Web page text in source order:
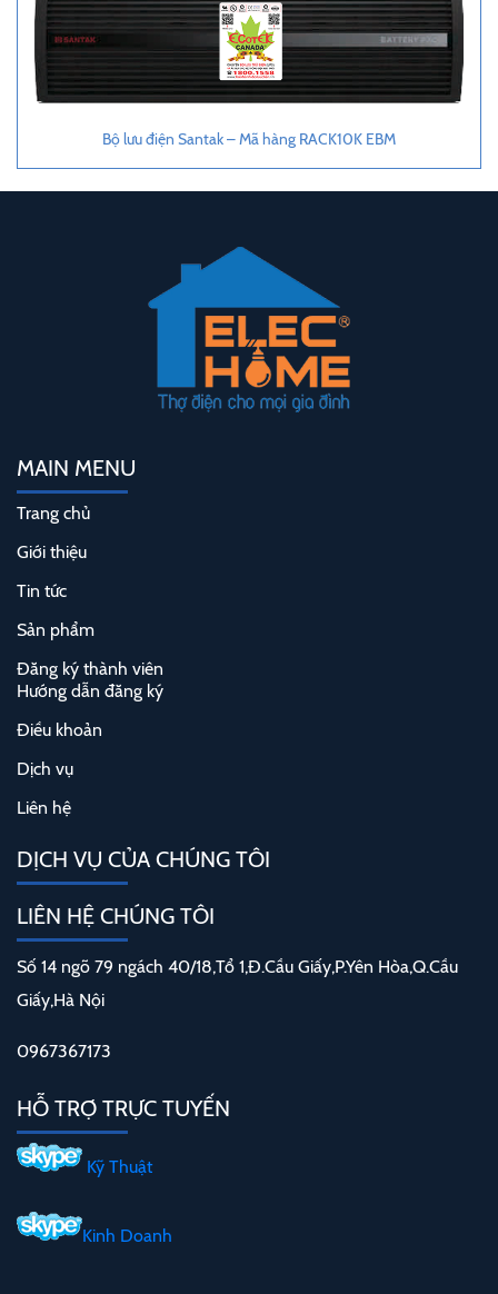
Bộ lưu điện Santak – Mã hàng RACK10K EBM
MAIN MENU
Trang chủ
Giới thiệu
Tin tức
Sản phẩm
Đăng ký thành viên
Hướng dẫn đăng ký
Điều khoản
Dịch vụ
Liên hệ
DỊCH VỤ CỦA CHÚNG TÔI
LIÊN HỆ CHÚNG TÔI
Số 14 ngõ 79 ngách 40/18,Tổ 1,Đ.Cầu Giấy,P.Yên Hòa,Q.Cầu
Giấy,Hà Nội
0967367173
HỖ TRỢ TRỰC TUYẾN
Kỹ Thuật
Kinh Doanh